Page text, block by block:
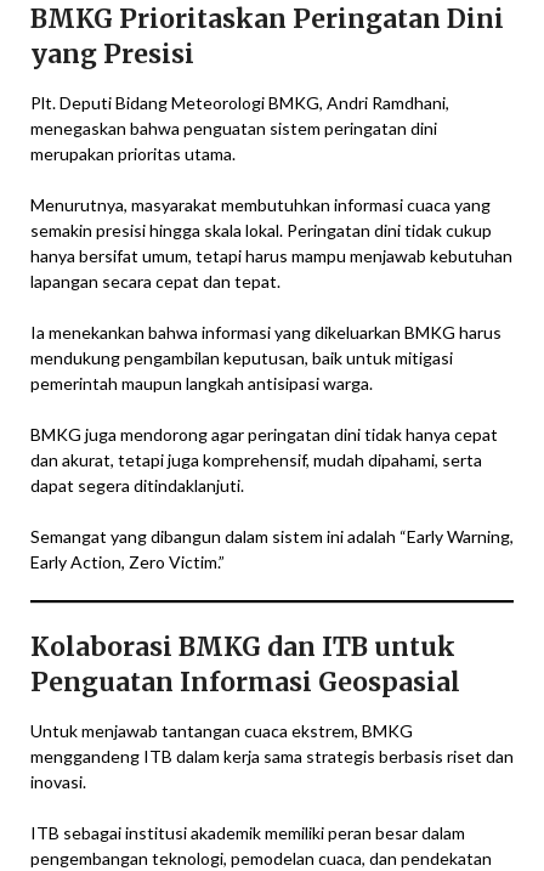
BMKG Prioritaskan Peringatan Dini
yang Presisi
Plt. Deputi Bidang Meteorologi BMKG, Andri Ramdhani,
menegaskan bahwa penguatan sistem peringatan dini
merupakan prioritas utama.
Menurutnya, masyarakat membutuhkan informasi cuaca yang
semakin presisi hingga skala lokal. Peringatan dini tidak cukup
hanya bersifat umum, tetapi harus mampu menjawab kebutuhan
lapangan secara cepat dan tepat.
Ia menekankan bahwa informasi yang dikeluarkan BMKG harus
mendukung pengambilan keputusan, baik untuk mitigasi
pemerintah maupun langkah antisipasi warga.
BMKG juga mendorong agar peringatan dini tidak hanya cepat
dan akurat, tetapi juga komprehensif, mudah dipahami, serta
dapat segera ditindaklanjuti.
Semangat yang dibangun dalam sistem ini adalah “Early Warning,
Early Action, Zero Victim.”
Kolaborasi BMKG dan ITB untuk
Penguatan Informasi Geospasial
Untuk menjawab tantangan cuaca ekstrem, BMKG
menggandeng ITB dalam kerja sama strategis berbasis riset dan
inovasi.
ITB sebagai institusi akademik memiliki peran besar dalam
pengembangan teknologi, pemodelan cuaca, dan pendekatan